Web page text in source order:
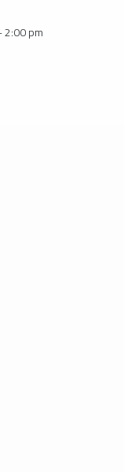
2:00 pm